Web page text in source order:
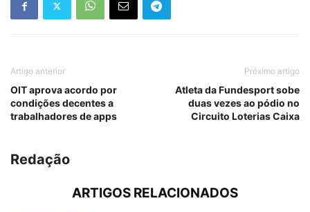
Artigo anterior
OIT aprova acordo por
condições decentes a
trabalhadores de apps
Próximo artigo
Atleta da Fundesport sobe
duas vezes ao pódio no
Circuito Loterias Caixa
Redação
ARTIGOS RELACIONADOS